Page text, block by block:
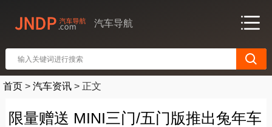
汽车导航
首页 > 汽车资讯 > 正文
限量赠送 MINI三门/五门版推出兔年车